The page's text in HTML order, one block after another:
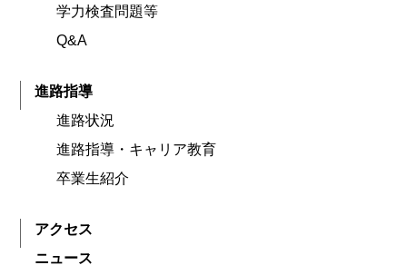
学力検査問題等
Q&A
進路指導
進路状況
進路指導・キャリア教育
卒業生紹介
アクセス
ニュース